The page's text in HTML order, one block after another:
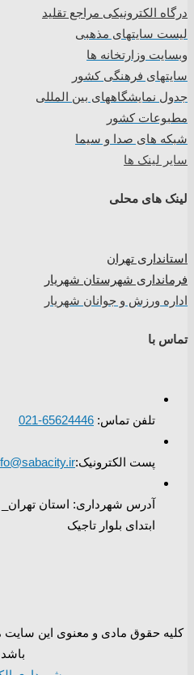
درگاه الکترونیکی مراجع تقلید
لیست سایتهای مذهبی
وبسایت وزارتخانه ها
سایتهای فرهنگی کشور
جدول نمایشگاههای بین المللی
مطبوعات کشور
شبکه های صدا و سیما
سایر لینک ها
لینک های محلی
استانداری تهران
فرمانداری شهرستان شهریار
اداره ورزش و جوانان شهریار
تماس با
تلفن تماس: 65624446-021
پست الکترونیک:
آدرس شهرداری: استان
ابتدای بلوار تاجیک
کلیه حقوق مادی و معنوی این
باشد